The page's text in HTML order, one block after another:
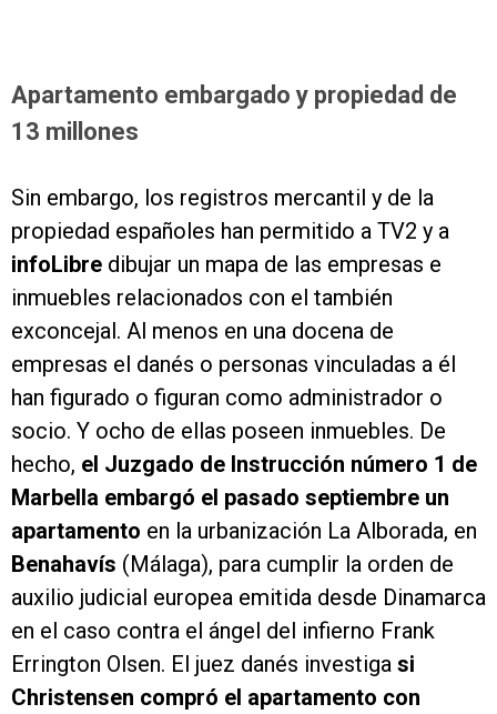
Apartamento embargado y propiedad de
13 millones
Sin embargo, los registros mercantil y de la
propiedad españoles han permitido a TV2 y a
infoLibre dibujar un mapa de las empresas e
inmuebles relacionados con el también
exconcejal. Al menos en una docena de
empresas el danés o personas vinculadas a él
han figurado o figuran como administrador o
socio. Y ocho de ellas poseen inmuebles. De
hecho, el Juzgado de Instrucción número 1 de
Marbella embargó el pasado septiembre un
apartamento en la urbanización La Alborada, en
Benahavís (Málaga), para cumplir la orden de
auxilio judicial europea emitida desde Dinamarca
en el caso contra el ángel del infierno Frank
Errington Olsen. El juez danés investiga si
Christensen compró el apartamento con